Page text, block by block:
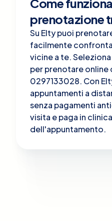
prenotazione
Su Elty puoi
facilmente
vicine a te.
per prenotare online
0297133028. Con
appuntamenti a
senza pagamenti
visita e paga in
dell'appuntamento.